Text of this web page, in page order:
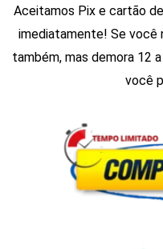
Aceitamos Pix e cartão
imediatamente! Se você
também, mas demora 12
você